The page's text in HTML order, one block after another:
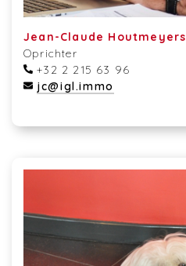
Jean-Claude Houtmeyers
Oprichter
+32 2 215 63 96
jc@igl.immo